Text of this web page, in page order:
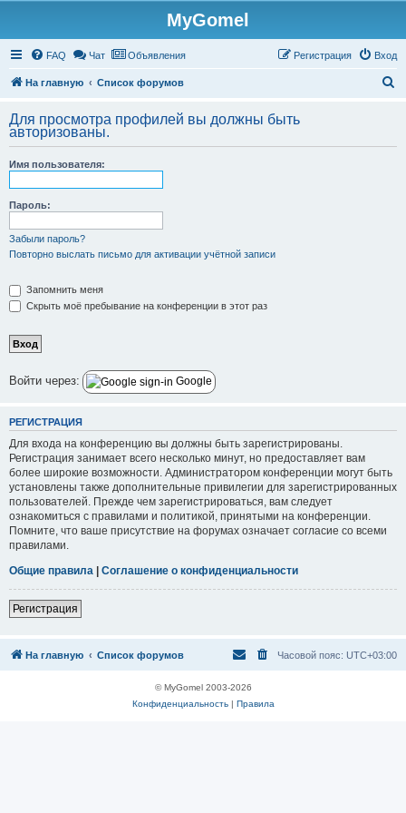
MyGomel
FAQ Чат Объявления Вход
Регистрация
На главную Список форумов
с
Для просмотра профилей вы должны быть
авторизованы.
Имя пользователя:
Пароль:
Забыли пароль?
Повторно выслать письмо для активации учётной записи
Запомнить меня
Скрыть моё пребывание на конференции в этот раз
Войти через: Google
РЕГИСТРАЦИЯ
Для входа на конференцию вы должны быть зарегистрированы.
Регистрация занимает всего несколько минут, но предоставляет вам
более широкие возможности. Администратором конференции могут быть
установлены также дополнительные привилегии для зарегистрированных
пользователей. Прежде чем зарегистрироваться, вам следует
ознакомиться с правилами и политикой, принятыми на конференции.
Помните, что ваше присутствие на форумах означает согласие со всеми
правилами.
Общие правила | Соглашение о конфиденциальности
Регистрация
На главную Список форумов Часовой пояс: UTC+03:00
© MyGomel 2003-2026
Конфиденциальность| Правила